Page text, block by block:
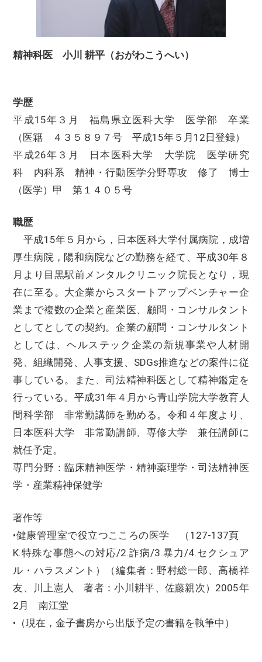
精神科医 小川 耕平（おがわこうへい）
学歴
平成15年３月 福島県立医科大学 医学部 卒業
（医籍 ４３５８９７号 平成15年５月12日登録）
平成26年３月 日本医科大学 大学院 医学研究
科 内科系 精神・行動医学分野専攻 修了 博士
（医学）甲 第１４０５号
職歴
平成15年５月から，日本医科大学付属病院，成増
厚生病院，陽和病院などの勤務を経て、平成30年８
月より目黒駅前メンタルクリニック院長となり，現
在に至る。大企業からスタートアップベンチャー企
業まで複数の企業と産業医、顧問・コンサルタント
としてとしての契約。企業の顧問・コンサルタント
としては、ヘルステック企業の新規事業や人材開
発、組織開発、人事支援、SDGs推進などの案件に従
事している。また、司法精神科医として精神鑑定を
行っている。平成31年４月から青山学院大学教育人
間科学部 非常勤講師を勤める。令和４年度より、
日本医科大学 非常勤講師、専修大学 兼任講師に
就任予定。
専門分野：臨床精神医学・精神薬理学・司法精神医
学・産業精神保健学
著作等
•健康管理室で役立つこころの医学 （127-137頁
K.特殊な事態への対応/2.詐病/3.暴力/4.セクシュア
ル・ハラスメント）（編集者：野村総一郎、高橋祥
友、川上憲人 著者：小川耕平、佐藤親次）2005年
2月 南江堂
•（現在，金子書房から出版予定の書籍を執筆中）